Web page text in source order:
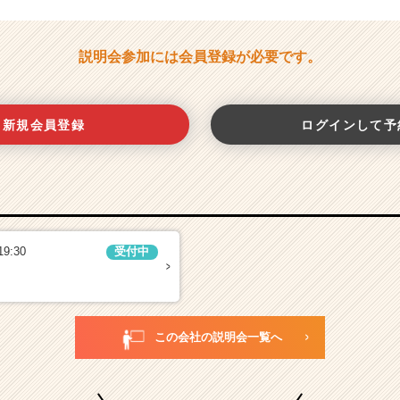
説明会参加には会員登録が必要です。
新規会員登録 ログインして
受付中
この会社の説明会一覧へ